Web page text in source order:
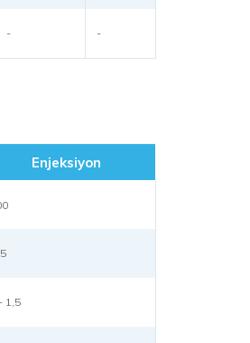
- -
Enjeksiyon
1,5